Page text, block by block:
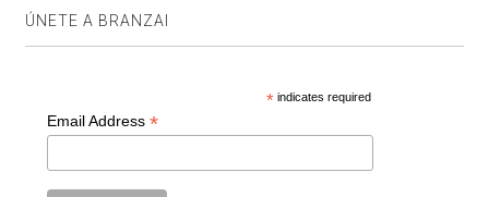
ÚNETE A BRANZAI
* indicates required
Email Address *